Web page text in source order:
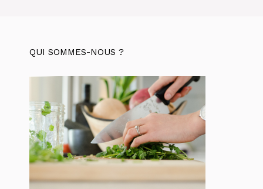
QUI SOMMES-NOUS ?